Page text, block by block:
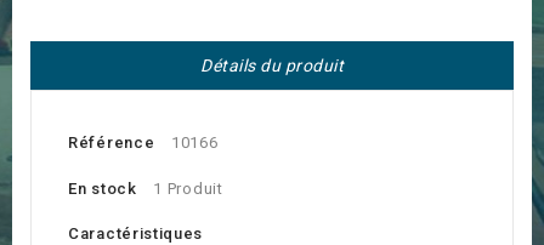
Détails du produit
Référence 10166
En stock 1 Produit
Caractéristiques